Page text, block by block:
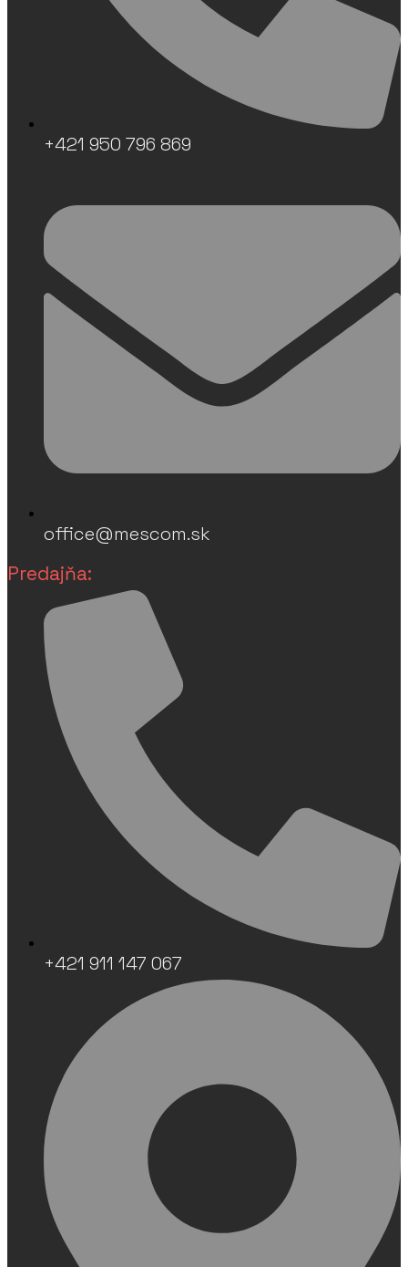
+421 950 796 869
office@mescom.sk
Predajňa:
+421 911 147 067